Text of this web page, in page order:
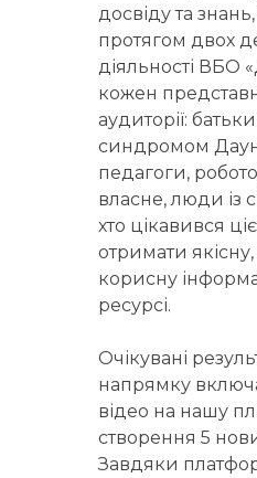
досвіду та
протягом двох
діяльності ВБО
кожен
аудиторії:
синдромом
педагоги,
власне, люди із
хто цікавився
отримати
корисну
ресурсі.
Очікувані
напрямку
відео на нашу
створення 5
Завдяки